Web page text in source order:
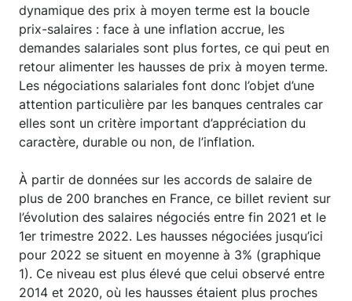
dynamique des prix à moyen terme est la boucle
prix-salaires : face à une inflation accrue, les
demandes salariales sont plus fortes, ce qui peut en
retour alimenter les hausses de prix à moyen terme.
Les négociations salariales font donc l’objet d’une
attention particulière par les banques centrales car
elles sont un critère important d’appréciation du
caractère, durable ou non, de l’inflation.
À partir de données sur les accords de salaire de
plus de 200 branches en France, ce billet revient sur
l’évolution des salaires négociés entre fin 2021 et le
1er trimestre 2022. Les hausses négociées jusqu’ici
pour 2022 se situent en moyenne à 3% (graphique
1). Ce niveau est plus élevé que celui observé entre
2014 et 2020, où les hausses étaient plus proches